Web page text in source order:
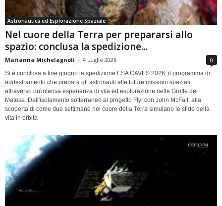
Astronautica ed Esplorazione Spaziale
Nel cuore della Terra per prepararsi allo
spazio: conclusa la spedizione...
Marianna Michelagnoli - 4 Luglio 2026 0
Si è conclusa a fine giugno la spedizione ESA CAVES 2026, il programma di
addestramento che prepara gli astronauti alle future missioni spaziali
attraverso un'intensa esperienza di vita ed esplorazione nelle Grotte del
Matese. Dall'isolamento sotterraneo al progetto Fly! con John McFall, alla
scoperta di come due settimane nel cuore della Terra simulano le sfide della
vita in orbita